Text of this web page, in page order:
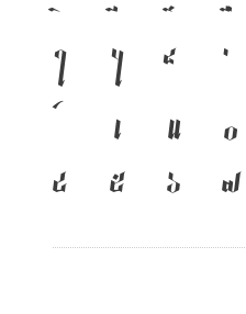
ใ
ไ
เ
แ ๐
๔
๕ ๖ ๗